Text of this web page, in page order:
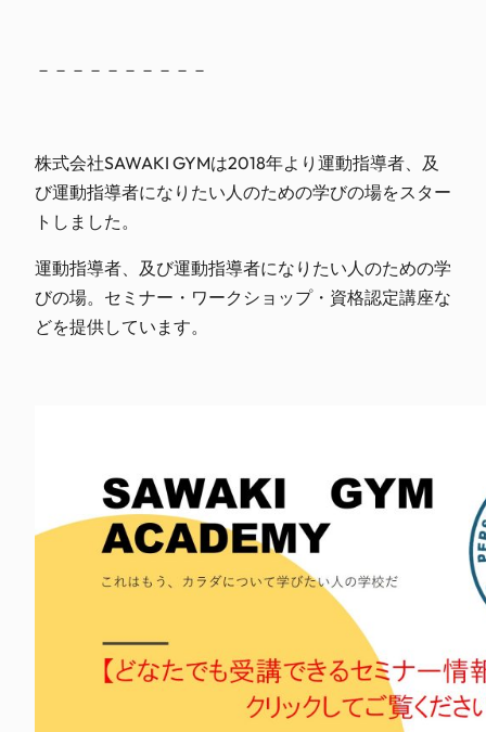
－－－－－－－－－－
株式会社SAWAKI GYMは2018年より運動指導者、及
び運動指導者になりたい人のための学びの場をスター
トしました。
運動指導者、及び運動指導者になりたい人のための学
びの場。セミナー・ワークショップ・資格認定講座な
どを提供しています。